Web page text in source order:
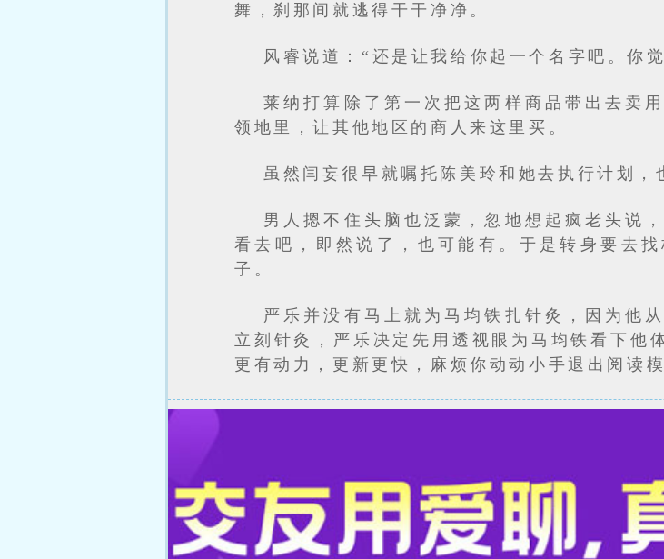
舞，刹那间就逃得干干净净。
风睿说道：“还是让我给你起一个名字吧。你
莱纳打算除了第一次把这两样商品带出去卖
领地里，让其他地区的商人来这里买。
虽然闫妄很早就嘱托陈美玲和她去执行计划，
男人摁不住头脑也泛蒙，忽地想起疯老头说
看去吧，即然说了，也可能有。于是转身要去
子。
严乐并没有马上就为马均铁扎针灸，因为他
立刻针灸，严乐决定先用透视眼为马均铁看下他
更有动力，更新更快，麻烦你动动小手退出阅读